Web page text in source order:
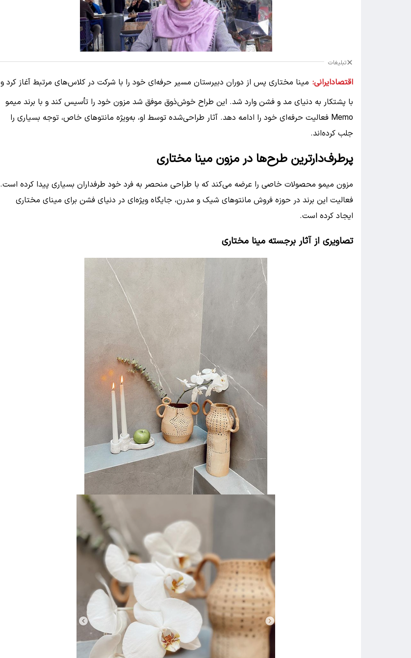
تبلیغات
اقتصادایرانی: مینا مختاری پس از دوران دبیرستان مسیر حرفه‌ای خود را با شرکت در کلاس‌های مرتبط آغاز کرد و
با پشتکار به دنیای مد و فشن وارد شد. این طراح خوش‌ذوق موفق شد مزون خود را تأسیس کند و با برند میمو
Memo فعالیت حرفه‌ای خود را ادامه دهد. آثار طراحی‌شده توسط او، به‌ویژه مانتوهای خاص، توجه بسیاری را
جلب کرده‌اند.
پرطرف‌دارترین طرح‌ها در مزون مینا مختاری
مزون میمو محصولات خاصی را عرضه می‌کند که با طراحی منحصر به فرد خود طرفداران بسیاری پیدا کرده است.
فعالیت این برند در حوزه فروش مانتوهای شیک و مدرن، جایگاه ویژه‌ای در دنیای فشن برای مینای مختاری
ایجاد کرده است.
تصاویری از آثار برجسته مینا مختاری